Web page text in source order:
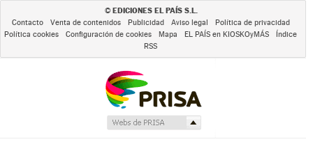
© EDICIONES EL PAÍS S.L.
Contacto Venta de contenidos Publicidad Aviso legal
Política de privacidad
Política cookies
Configuración de cookies Mapa EL PAÍS en KIOSKOyMÁS
Índice
RSS